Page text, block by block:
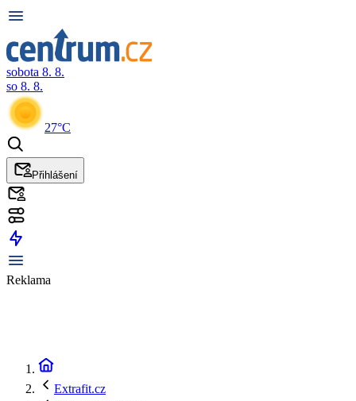
sobota 8. 8.
so 8. 8.
27°C
Přihlášení
Reklama
Extrafit.cz